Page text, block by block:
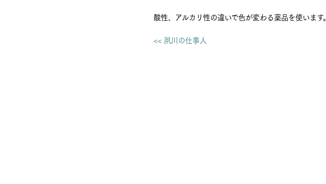
酸性、アルカリ性の違いで色が変わる薬品を使います。
<< 夙川の仕事人